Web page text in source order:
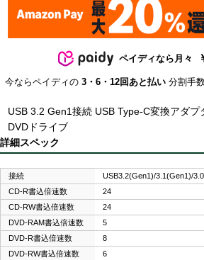
ペイディなら月々
今ならペイディの 3・6・12回あと払い 分割手
USB 3.2 Gen1接続 USB Type-C変換アダプ
DVDドライブ
詳細スペック
接続
USB3.2(Gen1)/3.1(Gen1)/
CD-R書込倍速数
24
CD-RW書込倍速数
24
DVD-RAM書込倍速数
5
DVD-R書込倍速数
8
DVD-RW書込倍速数
6